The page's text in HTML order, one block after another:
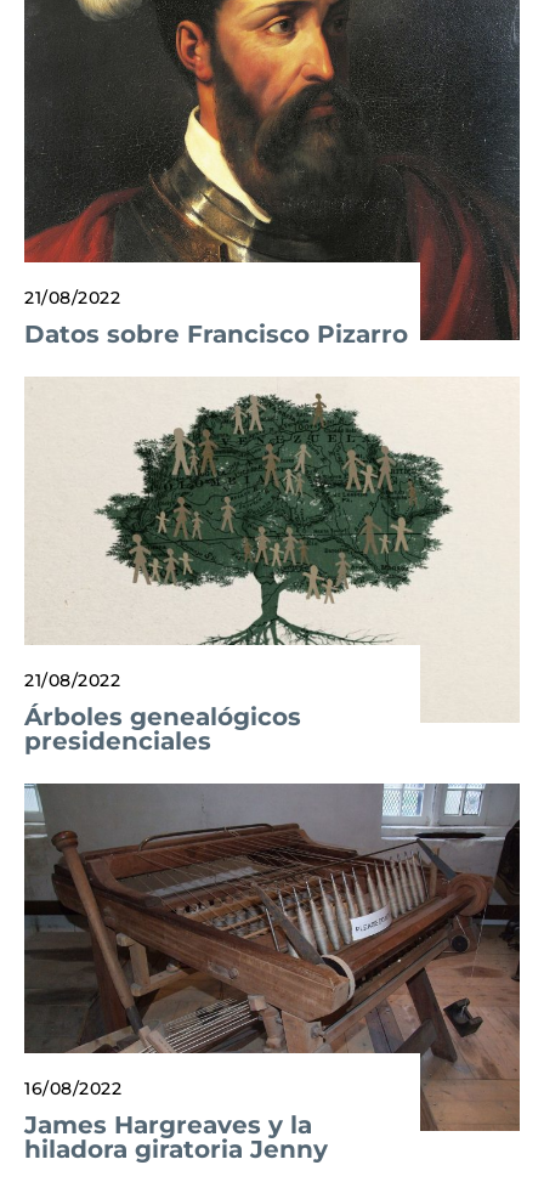
21/08/2022
Datos sobre Francisco Pizarro
21/08/2022
Árboles genealógicos
presidenciales
16/08/2022
James Hargreaves y la
hiladora giratoria Jenny